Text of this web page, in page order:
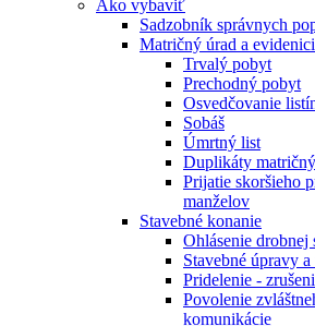
Ako vybaviť
Sadzobník správnych
Matričný úrad a
Trvalý pobyt
Prechodný pobyt
Osvedčovanie
Sobáš
Úmrtný list
Duplikáty
Prijatie skoršieho
manželov
Stavebné konanie
Ohlásenie drobnej
Stavebné úpravy
Pridelenie -
Povolenie
komunikácie